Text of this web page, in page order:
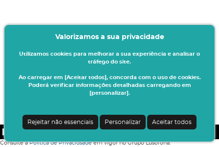
CSSnet - Aplicacao Web | v24.0.4-8 (24.0.4)|
Consulte aPolítica de Privacidsadeem vigor no Grupo Lusófona.
Valorizamos a sua privacidade
Utilizamos cookies para melhorar a sua experiência e analisar o
tráfego do site.
Ao carregar em [Aceitar todos], concorda com o uso de cookies.
Poderá verificar informações detalhadas carregando em
[personalizar].
Rejeitar não essenciais Personalizar Aceitar todos